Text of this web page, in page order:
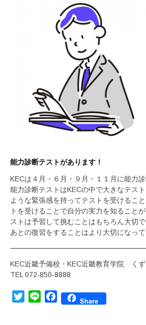
能力診断テストがあります！
KECは４月・６月・９月・１１月に能力診
能力診断テストはKECの中で大きなテス
ような緊張感を持ってテストを受けるこ
トを受けることで自分の実力を知ること
ストは予習して挑むことはもちろん大切
あとの復習をすることはより大切になって
KEC近畿予備校・KEC近畿教育学院 く
TEL 072-850-8888
TwitterLine FacebookShare